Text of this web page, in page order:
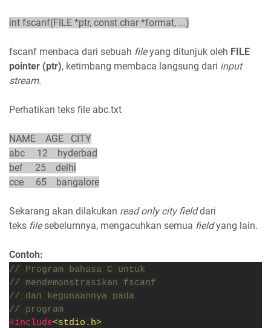
int fscanf(FILE *ptr, const char *format, ...)
fscanf menbaca dari sebuah fileyang ditunjuk oleh FILE
pointer (ptr), ketimbang membaca langsung dari input
stream.
Perhatikan teks file abc.txt
NAME AGE CITY
abc 12 hyderbad
bef 25 delhi
cce 65 bangalore
Sekarang akan dilakukan read only city fielddari
teks filesebelumnya, mengacuhkan semua fieldyang lain.
Contoh:
// Program bahasa C untuk
// mendemonstrasikan fscanf
// dan kegunaannya pada
// program
#include<stdio.h>